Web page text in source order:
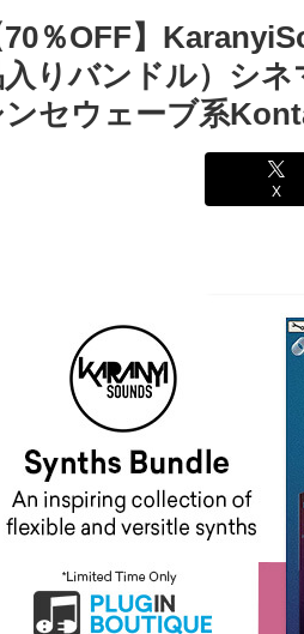
70％OFF】
りバンドル）シネ
ンセウェーブ系
X